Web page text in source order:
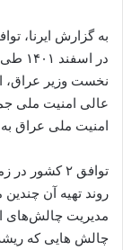
به گزارش ایرنا،
در
نخست وزیر عراق،
عالی امنیت ملی
امنیت ملی عراق
توافق ۲
روند تهیه آن چندین
چالش هایی که